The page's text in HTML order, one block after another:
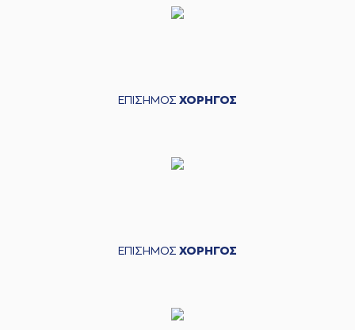
ΕΠΙΣΗΜΟΣ ΧΟΡΗΓΟΣ
ΕΠΙΣΗΜΟΣ ΧΟΡΗΓΟΣ